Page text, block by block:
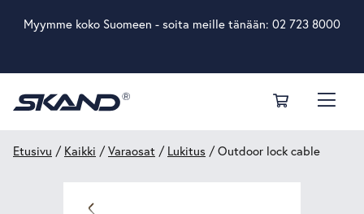
Myymme koko Suomeen - soita meille tänään: 02 723 8000
Etusivu / Kaikki /Varaosat / Lukitus / Outdoor lock cable